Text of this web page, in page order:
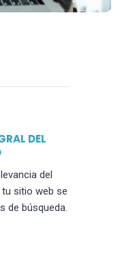
DEL
del
sitio web se
de búsqueda.